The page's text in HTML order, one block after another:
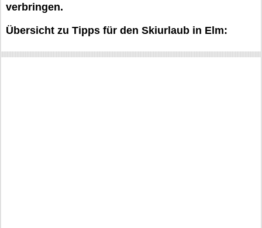
verbringen.
Übersicht zu Tipps für den Skiurlaub in Elm: